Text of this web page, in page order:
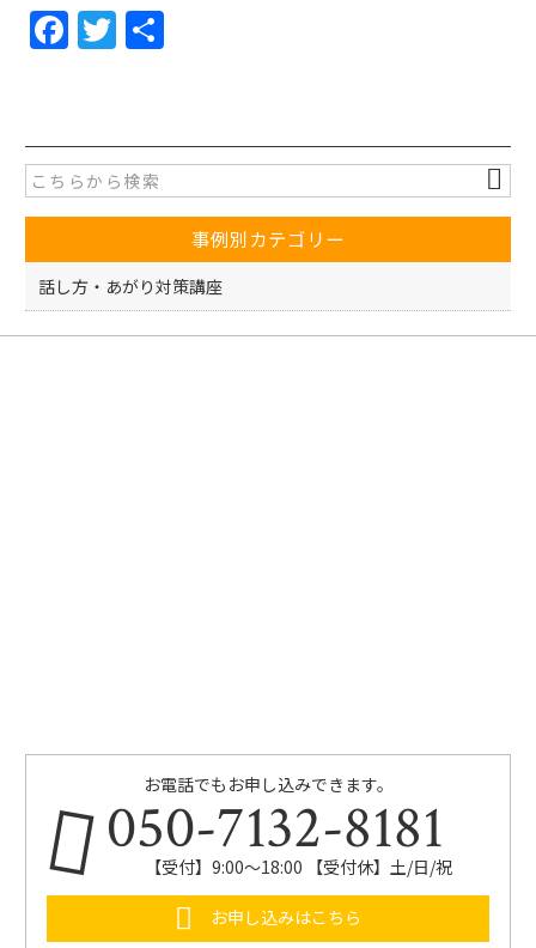
F
a
e
b
o
o
k
T
w
er
事例別カテゴリー
話し方・あがり対策講座
お電話でもお申し込みできます。
050-7132-8181
【受付】9:00～18:00 【受付休】土/日/祝
お申し込みはこちら